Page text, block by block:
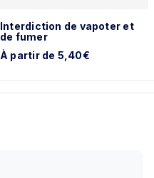
Interdiction de vapoter et
de fumer
À partir de 5,40€